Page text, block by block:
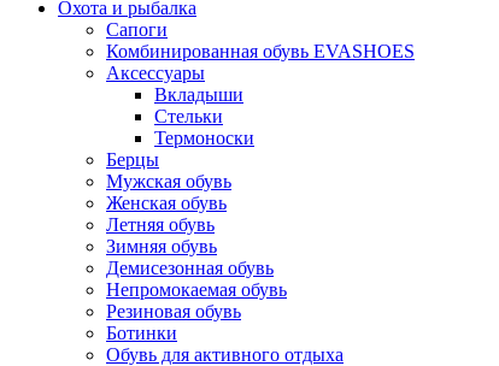
Охота и рыбалка
Сапоги
Комбинированная обувь EVASHOES
Аксессуары
Вкладыши
Стельки
Термоноски
Берцы
Мужская обувь
Женская обувь
Летняя обувь
Зимняя обувь
Демисезонная обувь
Непромокаемая обувь
Резиновая обувь
Ботинки
Обувь для активного отдыха